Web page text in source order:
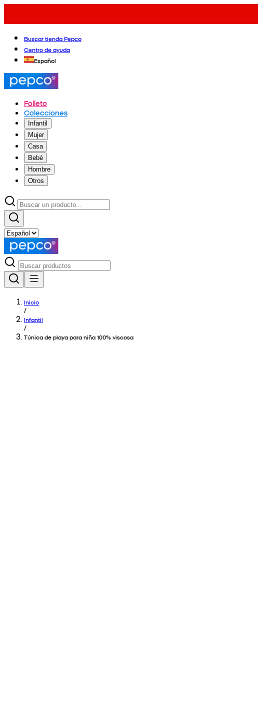
Buscar tienda Pepco
Centro de ayuda
Español
Folleto
Colecciones
Infantil
Mujer
Casa
Bebé
Hombre
Otros
Inicio
/
Infantil
/
Túnica de playa para niña 100% viscosa